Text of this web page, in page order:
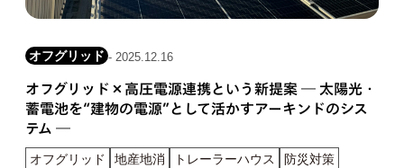
オフグリッド - 2025.12.16
オフグリッド×高圧電源連携という新提案 ― 太陽光・
蓄電池を“建物の電源”として活かすアーキンドのシス
テム ―
オフグリッド
地産地消 トレーラーハウス 防災対策